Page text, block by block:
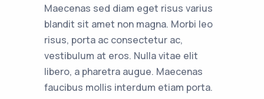
Maecenas sed diam eget risus varius
blandit sit amet non magna. Morbi leo
risus, porta ac consectetur ac,
vestibulum at eros. Nulla vitae elit
libero, a pharetra augue. Maecenas
faucibus mollis interdum etiam porta.